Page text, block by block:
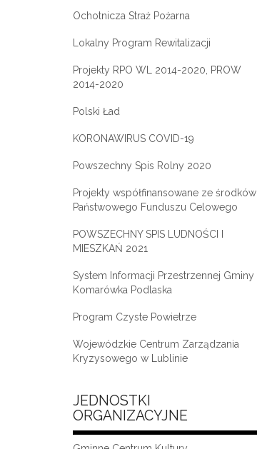
Ochotnicza Straż Pożarna
Lokalny Program Rewitalizacji
Projekty RPO WL 2014-2020, PROW
2014-2020
Polski Ład
KORONAWIRUS COVID-19
Powszechny Spis Rolny 2020
Projekty współfinansowane ze środków
Państwowego Funduszu Celowego
POWSZECHNY SPIS LUDNOŚCI I
MIESZKAŃ 2021
System Informacji Przestrzennej Gminy
Komarówka Podlaska
Program Czyste Powietrze
Wojewódzkie Centrum Zarządzania
Kryzysowego w Lublinie
JEDNOSTKI
ORGANIZACYJNE